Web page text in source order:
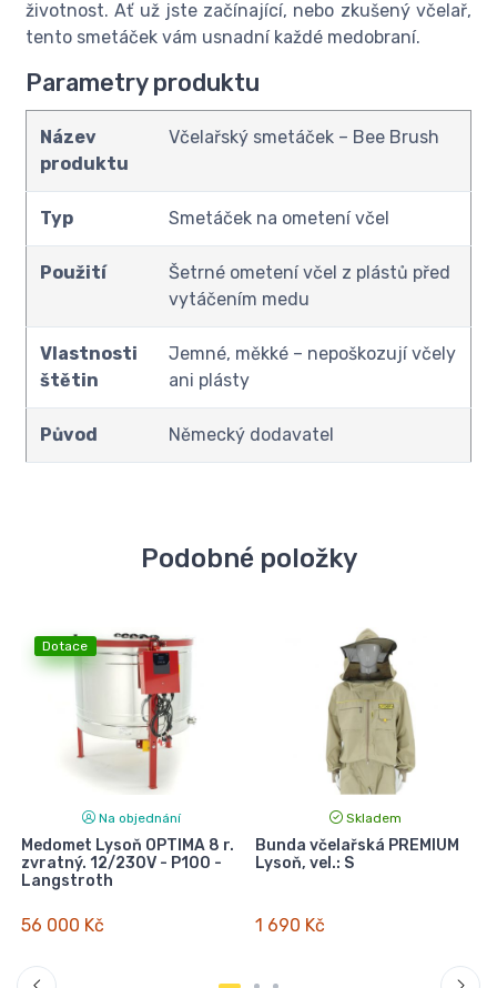
životnost. Ať už jste začínající, nebo zkušený včelař,
tento smetáček vám usnadní každé medobraní.
Parametry produktu
Název
produktu
Včelařský smetáček – Bee Brush
Typ Smetáček na ometení včel
Použití
Šetrné ometení včel z plástů před
vytáčením medu
Vlastnosti
štětin
Jemné, měkké – nepoškozují včely
ani plásty
Původ Německý dodavatel
Podobné položky
Dotace
Na objednání
Medomet Lysoň OPTIMA 8 r.
zvratný. 12/230V - P100 -
Langstroth
56 000 Kč
Skladem
Bunda včelařská PREMIUM
Lysoň, vel.: S
1 690 Kč